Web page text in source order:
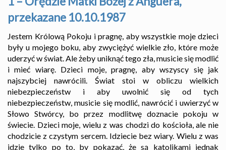
przekazane 10.10.1987
Jestem Królową Pokoju i pragnę, aby wszystkie moje dzieci
były u mojego boku, aby zwyciężyć wielkie zło, które może
uderzyć w świat. Ale żeby uniknąć tego zła, musicie się modlić
i mieć wiarę. Dzieci moje, pragnę, aby wszyscy się jak
najszybciej nawrócili. Świat stoi w obliczu wielkich
niebezpieczeństw i aby uwolnić się od tych
niebezpieczeństw, musicie się modlić, nawrócić i uwierzyć w
Słowo Stwórcy, bo przez modlitwę doznacie pokoju w
świecie. Dzieci moje, wielu z was chodzi do kościoła, ale nie
chodzicie z czystym sercem. Idziecie bez wiary. Wielu z was
idzie tylko po to, by pokazać, że są katolikami jednak